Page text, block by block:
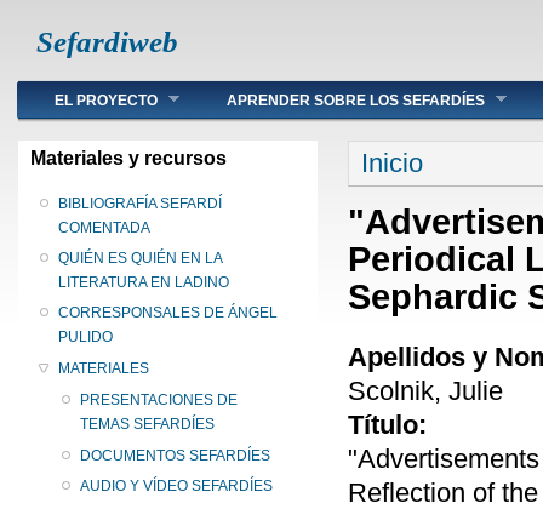
Sefardiweb
Main menu
EL PROYECTO APRENDER SOBRE LOS SEFARDÍES
Materiales y recursos
BIBLIOGRAFÍA SEFARDÍ
COMENTADA
QUIÉN ES QUIÉN EN LA
LITERATURA EN LADINO
CORRESPONSALES DE ÁNGEL
PULIDO
MATERIALES
PRESENTACIONES DE
TEMAS SEFARDÍES
DOCUMENTOS SEFARDÍES
AUDIO Y VÍDEO SEFARDÍES
Se encuentra
Inicio
Periodical
Sephardic
Apellidos y
Scolnik, Julie
Título:
Reflection of